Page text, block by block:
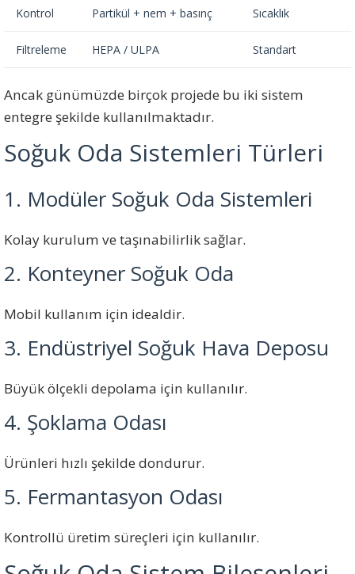
Kontrol Partikül + nem + basınç Sıcaklık
Filtreleme HEPA / ULPA Standart
Ancak günümüzde birçok projede bu iki sistem
entegre şekilde kullanılmaktadır.
Soğuk Oda Sistemleri Türleri
1. Modüler Soğuk Oda Sistemleri
Kolay kurulum ve taşınabilirlik sağlar.
2. Konteyner Soğuk Oda
Mobil kullanım için idealdir.
3. Endüstriyel Soğuk Hava Deposu
Büyük ölçekli depolama için kullanılır.
4. Şoklama Odası
Ürünleri hızlı şekilde dondurur.
5. Fermantasyon Odası
Kontrollü üretim süreçleri için kullanılır.